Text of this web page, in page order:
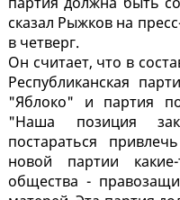
сказал Рыжков на
в четверг.
Он считает, что в
Республиканская
"Яблоко" и партия
"Наша позиция
постараться
новой партии какие-
общества -